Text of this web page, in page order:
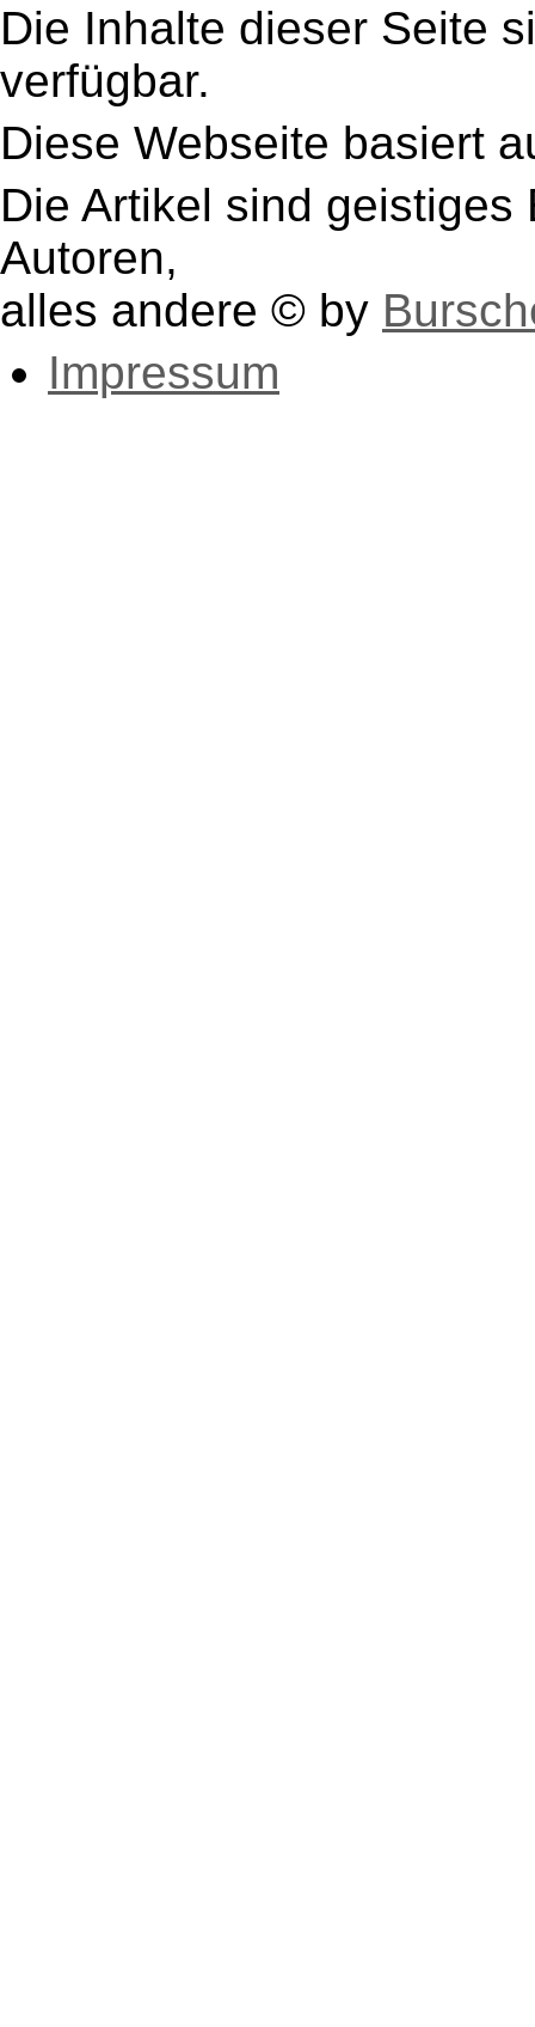
Die Inhalte dieser Seite
verfügbar.
Diese Webseite basiert
Die Artikel sind
Autoren,
alles andere © by
Impressum